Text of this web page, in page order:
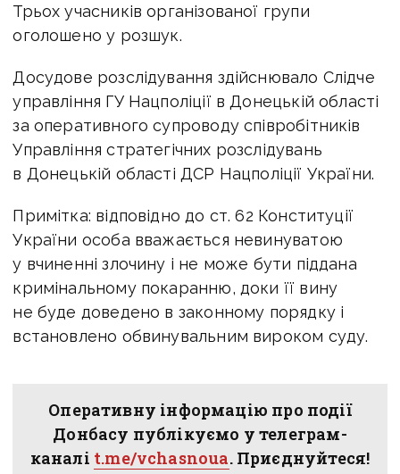
Трьох учасників організованої групи
оголошено у розшук.
Досудове розслідування здійснювало Слідче
управління ГУ Нацполіції в Донецькій області
за оперативного супроводу співробітників
Управління стратегічних розслідувань
в Донецькій області ДСР Нацполіції України.
Примітка: відповідно до ст. 62 Конституції
України особа вважається невинуватою
у вчиненні злочину і не може бути піддана
кримінальному покаранню, доки її вину
не буде доведено в законному порядку і
встановлено обвинувальним вироком суду.
Оперативну інформацію про події
Донбасу публікуємо у телеграм-
каналі t.me/vchasnoua. Приєднуйтеся!